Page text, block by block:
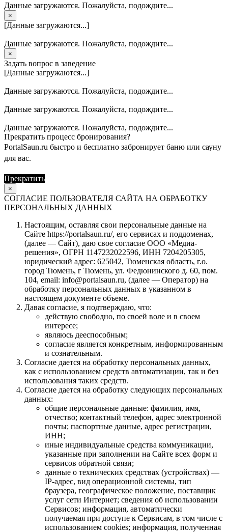
Данные загружаются. Пожалуйста, подождите...
×
[Данные загружаются...]
Данные загружаются. Пожалуйста, подождите...
×
Задать вопрос в заведение
[Данные загружаются...]
Данные загружаются. Пожалуйста, подождите...
Данные загружаются. Пожалуйста, подождите...
Данные загружаются. Пожалуйста, подождите...
Прекратить процесс бронирования?
PortalSaun.ru быстро и бесплатно забронирует баню или сауну
для вас.
Прекратить
×
СОГЛАСИЕ ПОЛЬЗОВАТЕЛЯ САЙТА НА ОБРАБОТКУ
ПЕРСОНАЛЬНЫХ ДАННЫХ
Настоящим, оставляя свои персональные данные на
Сайте https://portalsaun.ru/, его сервисах и поддоменах,
(далее — Сайт), даю свое согласие ООО «Медиа-
решения», ОГРН 1147232022596, ИНН 7204205305,
юридический адрес: 625042, Тюменская область, г.о.
город Тюмень, г Тюмень, ул. Федюнинского д. 60, пом.
104, email: info@portalsaun.ru, (далее — Оператор) на
обработку персональных данных в указанном в
настоящем документе объеме.
Давая согласие, я подтверждаю, что:
действую свободно, по своей воле и в своем
интересе;
являюсь дееспособным;
согласие является конкретным, информированным
и сознательным.
Согласие дается на обработку персональных данных,
как с использованием средств автоматизации, так и без
использования таких средств.
Согласие дается на обработку следующих персональных
данных:
общие персональные данные: фамилия, имя,
отчество; контактный телефон, адрес электронной
почты; паспортные данные, адрес регистрации,
ИНН;
иные индивидуальные средства коммуникации,
указанные при заполнении на Сайте всех форм и
сервисов обратной связи;
данные о технических средствах (устройствах) —
IP-адрес, вид операционной системы, тип
браузера, географическое положение, поставщик
услуг сети Интернет; сведения об использовании
Сервисов; информация, автоматически
получаемая при доступе к Сервисам, в том числе с
использованием cookies; информация, полученная